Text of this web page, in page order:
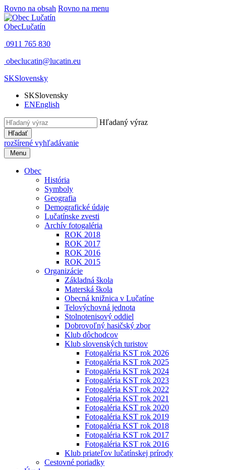
Rovno na obsah Rovno na menu
ObecLučatín
0911 765 830
obeclucatin@lucatin.eu
SKSlovensky
SKSlovensky
ENEnglish
Hľadaný výraz
Hľadať
rozšírené vyhľadávanie
Menu
Obec
História
Symboly
Geografia
Demografické údaje
Lučatínske zvesti
Archív fotogaléria
ROK 2018
ROK 2017
ROK 2016
ROK 2015
Organizácie
Základná škola
Materská škola
Obecná knižnica v Lučatíne
Telovýchovná jednota
Stolnotenisový oddiel
Dobrovoľný hasičský zbor
Klub dôchodcov
Klub slovenských turistov
Fotogaléria KST rok 2026
Fotogaléria KST rok 2025
Fotogaléria KST rok 2024
Fotogaléria KST rok 2023
Fotogaléria KST rok 2022
Fotogaléria KST rok 2021
Fotogaléria KST rok 2020
Fotogaléria KST rok 2019
Fotogaléria KST rok 2018
Fotogaléria KST rok 2017
Fotogaléria KST rok 2016
Klub priateľov lučatínskej prírody
Cestovné poriadky